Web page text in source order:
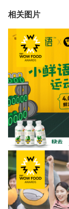
相关图片